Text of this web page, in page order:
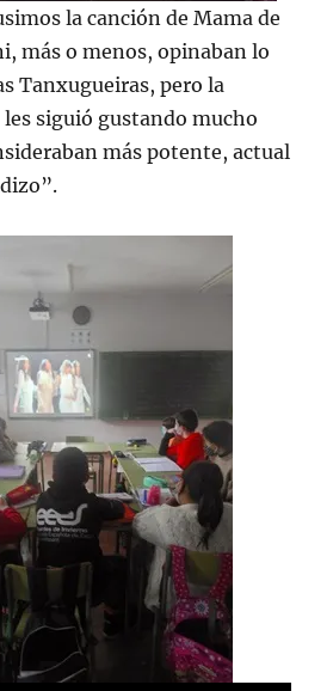
la canción de Mama de
más o menos, opinaban lo
Tanxugueiras, pero la
les siguió gustando mucho
más potente, actual